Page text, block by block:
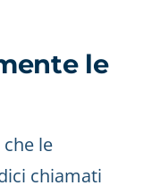
le
le
chiamati